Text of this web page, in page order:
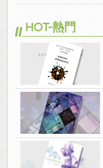
HOT-熱門